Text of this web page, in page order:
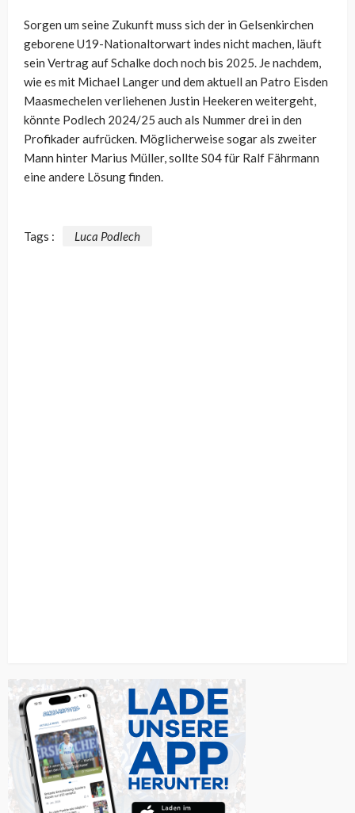
Sorgen um seine Zukunft muss sich der in Gelsenkirchen
geborene U19-Nationaltorwart indes nicht machen, läuft
sein Vertrag auf Schalke doch noch bis 2025. Je nachdem,
wie es mit Michael Langer und dem aktuell an Patro Eisden
Maasmechelen verliehenen Justin Heekeren weitergeht,
könnte Podlech 2024/25 auch als Nummer drei in den
Profikader aufrücken. Möglicherweise sogar als zweiter
Mann hinter Marius Müller, sollte S04 für Ralf Fährmann
eine andere Lösung finden.
Tags : Luca Podlech